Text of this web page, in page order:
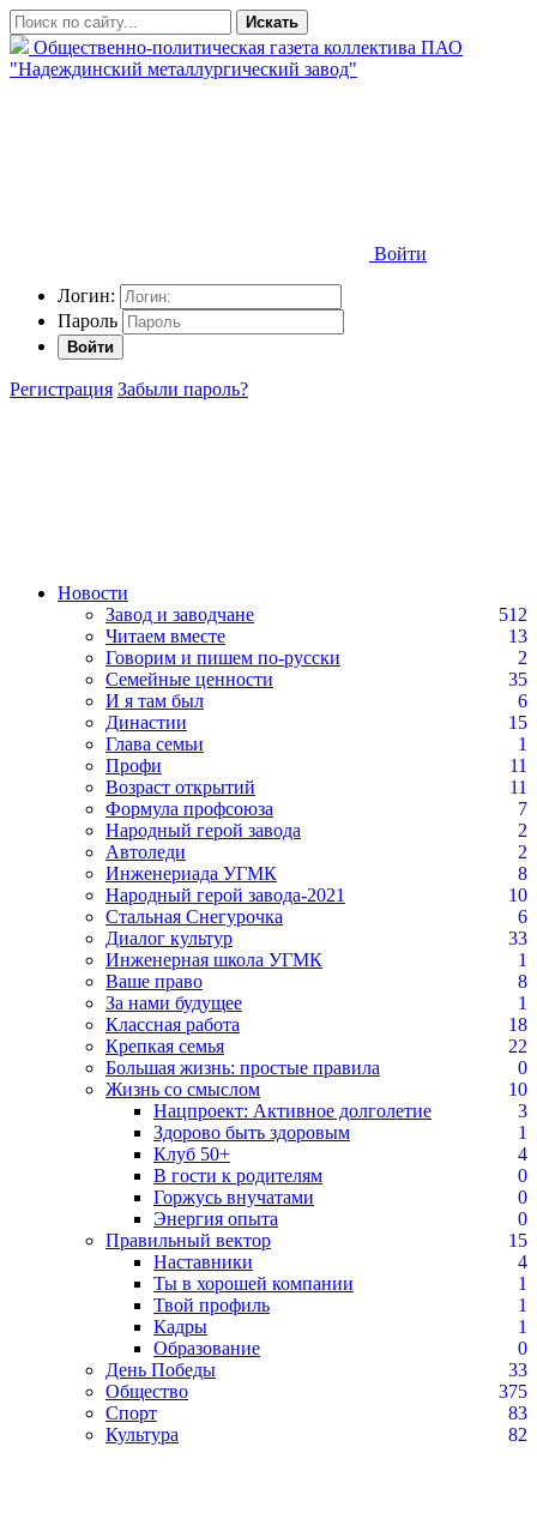
Искать
Общественно-политическая газета коллектива ПАО
"Надеждинский металлургический завод"
Войти
Логин:
Пароль
Войти
Регистрация Забыли пароль?
Новости
Завод и заводчане
512
Читаем вместе
13
Говорим и пишем по-русски
2
Семейные ценности
35
И я там был
6
Династии
15
Глава семьи
1
Профи
11
Возраст открытий
11
Формула профсоюза
7
Народный герой завода
2
Автоледи
2
Инженериада УГМК
8
Народный герой завода-2021
10
Стальная Снегурочка
6
Диалог культур
33
Инженерная школа УГМК
1
Ваше право
8
За нами будущее
1
Классная работа
18
Крепкая семья
22
Большая жизнь: простые правила
0
Жизнь со смыслом
10
Нацпроект: Активное долголетие
3
Здорово быть здоровым
1
Клуб 50+
4
В гости к родителям
0
Горжусь внучатами
0
Энергия опыта
0
Правильный вектор
15
Наставники
4
Ты в хорошей компании
1
Твой профиль
1
Кадры
1
Образование
0
День Победы
33
Общество
375
Спорт
83
Культура
82